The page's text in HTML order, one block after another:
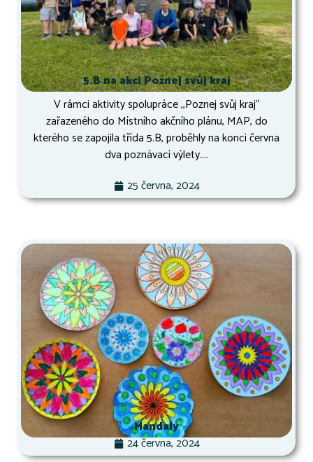
5.B na akci Poznej svůj kraj
V rámci aktivity spolupráce ,,Poznej svůj kraj“
zařazeného do Místního akčního plánu, MAP, do
kterého se zapojila třída 5.B, proběhly na konci června
dva poznávací výlety....
25 června, 2024
Mandaly
24 června, 2024